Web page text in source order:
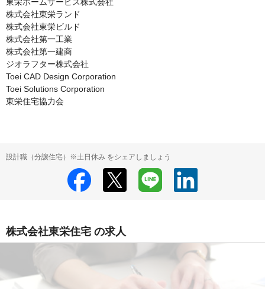
東栄ホームサービス株式会社
株式会社東栄ランド
株式会社東栄ビルド
株式会社第一工業
株式会社第一建商
ジオラフター株式会社
Toei CAD Design Corporation
Toei Solutions Corporation
東栄住宅協力会
設計職（分譲住宅）※土日休み をシェアしましょう
株式会社東栄住宅 の求人